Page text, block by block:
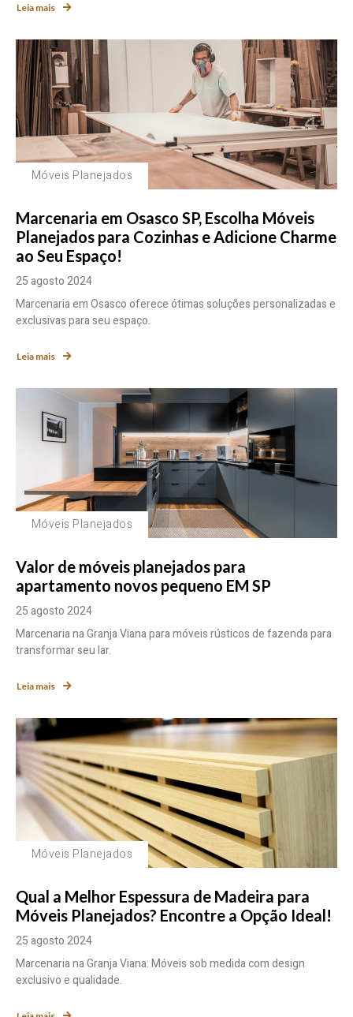
Leia mais
Móveis Planejados
Marcenaria em Osasco SP, Escolha Móveis
Planejados para Cozinhas e Adicione Charme
ao Seu Espaço!
25 agosto 2024
Marcenaria em Osasco oferece ótimas soluções personalizadas e
exclusivas para seu espaço.
Leia mais
Móveis Planejados
Valor de móveis planejados para
apartamento novos pequeno EM SP
25 agosto 2024
Marcenaria na Granja Viana para móveis rústicos de fazenda para
transformar seu lar.
Leia mais
Móveis Planejados
Qual a Melhor Espessura de Madeira para
Móveis Planejados? Encontre a Opção Ideal!
25 agosto 2024
Marcenaria na Granja Viana: Móveis sob medida com design
exclusivo e qualidade.